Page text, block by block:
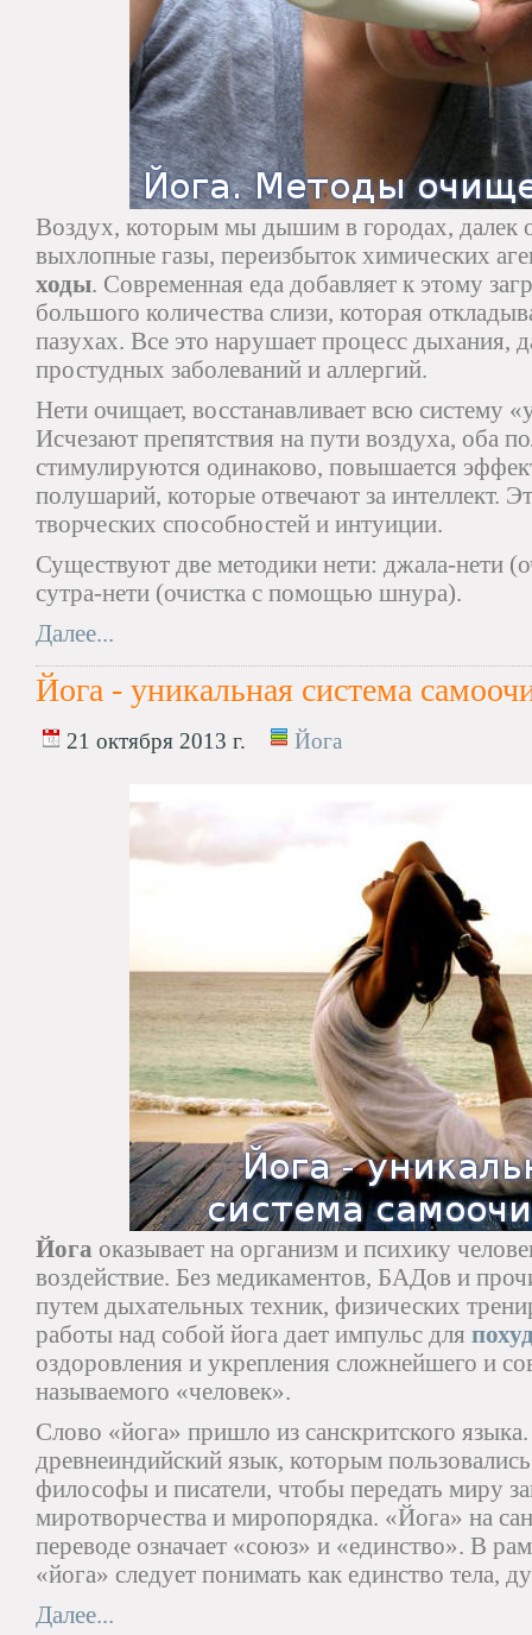
Воздух, которым мы дышим в городах, далек
выхлопные газы, переизбыток химических
ходы. Современная еда добавляет к этому
большого количества слизи, которая
пазухах. Все это нарушает процесс дыхания,
простудных заболеваний и аллергий.
Нети очищает, восстанавливает всю систему
Исчезают препятствия на пути воздуха, оба
стимулируются одинаково, повышается
полушарий, которые отвечают за интеллект.
творческих способностей и интуиции.
Существуют две методики нети: джала-нети
сутра-нети (очистка с помощью шнура).
Далее...
Йога - уникальная система
21 октября 2013 г. Йога
Йога оказывает на организм и психику
воздействие. Без медикаментов, БАДов и
путем дыхательных техник, физических
работы над собой йога дает импульс для
оздоровления и укрепления сложнейшего и
называемого «человек».
Слово «йога» пришло из санскритского
древнеиндийский язык, которым
философы и писатели, чтобы передать миру
миротворчества и миропорядка. «Йога» на
переводе означает «союз» и «единство». В
«йога» следует понимать как единство тела,
Далее...